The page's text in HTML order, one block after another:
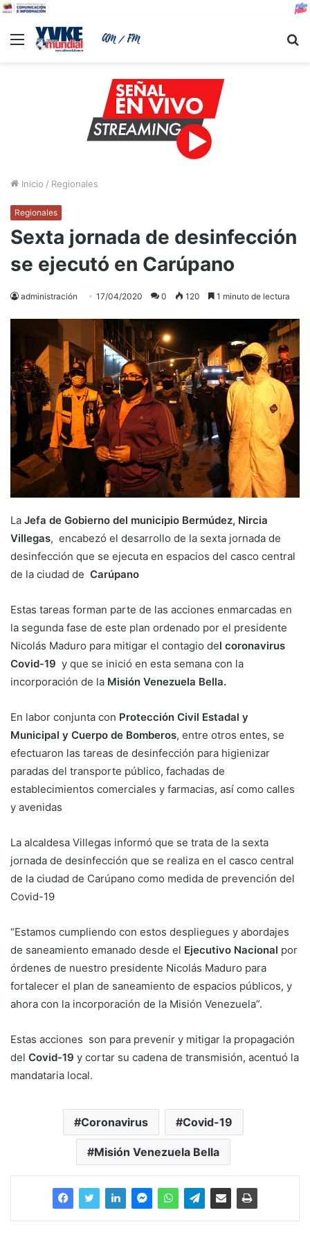
Menu
Inicio / Regionales
Regionales
Sexta jornada de desinfección
se ejecutó en Carúpano
administración 17/04/2020 0 120 1 minuto de lectura
La Jefa de Gobierno del municipio Bermúdez, Nircia
Villegas, encabezó el desarrollo de la sexta jornada de
desinfección que se ejecuta en espacios del casco central
de la ciudad de Carúpano
Estas tareas forman parte de las acciones enmarcadas en
la segunda fase de este plan ordenado por el presidente
Nicolás Maduro para mitigar el contagio del coronavirus
Covid-19 y que se inició en esta semana con la
incorporación de la Misión Venezuela Bella.
En labor conjunta con Protección Civil Estadal y
Municipal y Cuerpo de Bomberos, entre otros entes, se
efectuaron las tareas de desinfección para higienizar
paradas del transporte público, fachadas de
establecimientos comerciales y farmacias, así como calles
y avenidas
La alcaldesa Villegas informó que se trata de la sexta
jornada de desinfección que se realiza en el casco central
de la ciudad de Carúpano como medida de prevención del
Covid-19
“Estamos cumpliendo con estos despliegues y abordajes
de saneamiento emanado desde el Ejecutivo Nacional por
órdenes de nuestro presidente Nicolás Maduro para
fortalecer el plan de saneamiento de espacios públicos, y
ahora con la incorporación de la Misión Venezuela”.
Estas acciones son para prevenir y mitigar la propagación
del Covid-19 y cortar su cadena de transmisión, acentuó la
mandataria local.
Coronavirus Covid-19
Misión Venezuela Bella